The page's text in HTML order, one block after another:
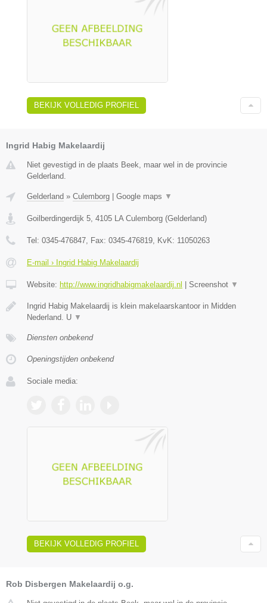
BEKIJK VOLLEDIG PROFIEL
Ingrid Habig Makelaardij
Niet gevestigd in de plaats Beek, maar wel in de provincie
Gelderland.
Gelderland » Culemborg Google maps ▼
Goilberdingerdijk 5 4105 LA Culemborg (Gelderland)
Tel: 0345-476847 , Fax: 0345-476819 , KvK: 11050263
E-mail › Ingrid Habig Makelaardij
Website: http://www.ingridhabigmakelaardij.nl Screenshot ▼
Ingrid Habig Makelaardij is klein makelaarskantoor in Midden
Nederland. U ▼
Diensten onbekend
Openingstijden onbekend
Sociale media:
BEKIJK VOLLEDIG PROFIEL
Rob Disbergen Makelaardij o.g.